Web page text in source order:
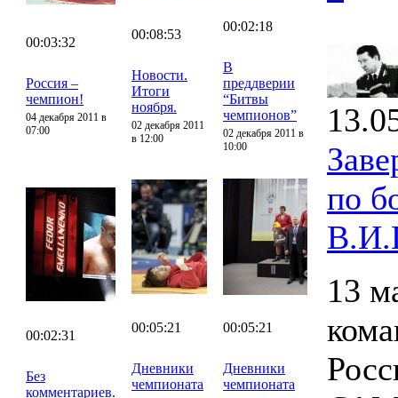
00:03:32
Россия –
чемпион!
04 декабря 2011 в
07:00
00:08:53
Новости.
Итоги
ноября.
02 декабря 2011
в 12:00
00:02:18
В
преддверии
“Битвы
чемпионов”
02 декабря 2011 в
10:00
00:02:31
Без
комментариев.
00:05:21
Дневники
чемпионата
00:05:21
Дневники
чемпионата
по
13